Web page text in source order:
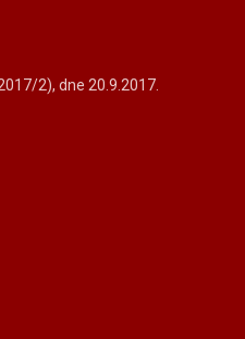
2), dne 20.9.2017.